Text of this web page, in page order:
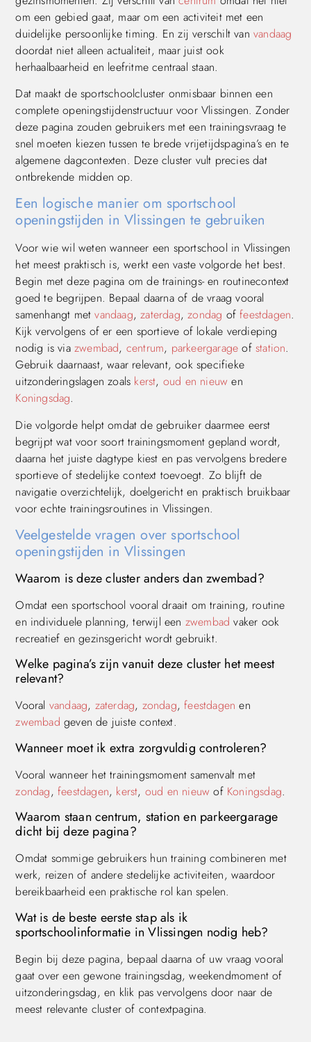
om een gebied gaat, maar om een activiteit met een
duidelijke persoonlijke timing. En zij verschilt van vandaag
doordat niet alleen actualiteit, maar juist ook
herhaalbaarheid en leefritme centraal staan.
Dat maakt de sportschoolcluster onmisbaar binnen een
complete openingstijdenstructuur voor Vlissingen. Zonder
deze pagina zouden gebruikers met een trainingsvraag te
snel moeten kiezen tussen te brede vrijetijdspagina’s en te
algemene dagcontexten. Deze cluster vult precies dat
ontbrekende midden op.
Een logische manier om sportschool
openingstijden in Vlissingen te gebruiken
Voor wie wil weten wanneer een sportschool in Vlissingen
het meest praktisch is, werkt een vaste volgorde het best.
Begin met deze pagina om de trainings- en routinecontext
goed te begrijpen. Bepaal daarna of de vraag vooral
samenhangt metvandaag,zaterdag,zondag of feestdagen.
Kijk vervolgens of er een sportieve of lokale verdieping
nodig is via zwembad, centrum, parkeergarage ofstation.
Gebruik daarnaast, waar relevant, ook specifieke
uitzonderingslagen zoals kerst, oud en nieuw en
Koningsdag.
Die volgorde helpt omdat de gebruiker daarmee eerst
begrijpt wat voor soort trainingsmoment gepland wordt,
daarna het juiste dagtype kiest en pas vervolgens bredere
sportieve of stedelijke context toevoegt. Zo blijft de
navigatie overzichtelijk, doelgericht en praktisch bruikbaar
voor echte trainingsroutines in Vlissingen.
Veelgestelde vragen over sportschool
openingstijden in Vlissingen
Waarom is deze cluster anders dan zwembad?
Omdat een sportschool vooral draait om training, routine
en individuele planning, terwijl een zwembad vaker ook
recreatief en gezinsgericht wordt gebruikt.
Welke pagina’s zijn vanuit deze cluster het meest
relevant?
Vooral vandaag, zaterdag, zondag, feestdagen en
zwembad geven de juiste context.
Wanneer moet ik extra zorgvuldig controleren?
Vooral wanneer het trainingsmoment samenvalt met
zondag, feestdagen, kerst, oud en nieuw of Koningsdag.
Waarom staan centrum, station en parkeergarage
dicht bij deze pagina?
Omdat sommige gebruikers hun training combineren met
werk, reizen of andere stedelijke activiteiten, waardoor
bereikbaarheid een praktische rol kan spelen.
Wat is de beste eerste stap als ik
sportschoolinformatie in Vlissingen nodig heb?
Begin bij deze pagina, bepaal daarna of uw vraag vooral
gaat over een gewone trainingsdag, weekendmoment of
uitzonderingsdag, en klik pas vervolgens door naar de
meest relevante cluster of contextpagina.